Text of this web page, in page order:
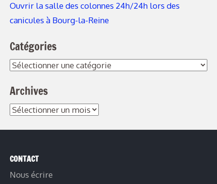
Ouvrir la salle des colonnes 24h/24h lors des
canicules à Bourg-la-Reine
Catégories
Catégories
Archives
Archives
CONTACT
Nous écrire